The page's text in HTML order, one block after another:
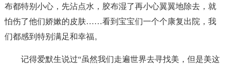
布都特别小心，先沾点水，胶布湿了再小心翼翼地除去，就
怕伤了他们娇嫰的皮肤……看到宝宝们一个个康复出院，我
们都感到特别满足和幸福。
记得爱默生说过“虽然我们走遍世界去寻找美，但是美这